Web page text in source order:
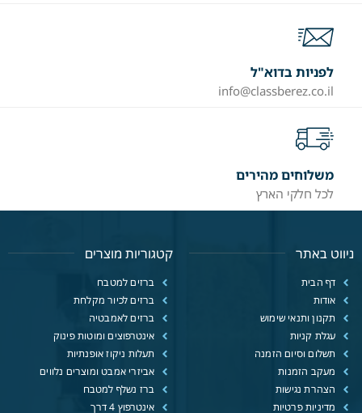
לפניות בדוא"ל
info@classberez.co.il
משלוחים מהירים
לכל חלקי הארץ
ניווט באתר
דף הבית
אודות
תקנון ותנאי שימוש
עגלת קניות
תשלום וסיום הזמנה
מעקב הזמנות
הצהרת נגישות
מדיניות פרטיות
קטגוריות מוצרים
ברזים למטבח
ברזים לכיור מקלחת
ברזים לאמבטיה
אינטרפוצים ומוטות פינוק
תעלות ניקוז אופנתיות
אביזרי אמבט ומוצרים נלווים
ברז נשלף למטבח
אינטרפוץ 4 דרך